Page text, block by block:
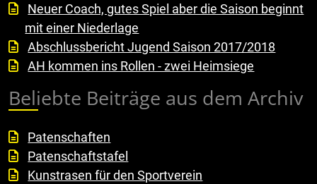
Neuer Coach, gutes Spiel aber die Saison beginnt
mit einer Niederlage
Abschlussbericht Jugend Saison 2017/2018
AH kommen ins Rollen - zwei Heimsiege
Beliebte Beiträge aus dem Archiv
Patenschaften
Patenschaftstafel
Kunstrasen für den Sportverein